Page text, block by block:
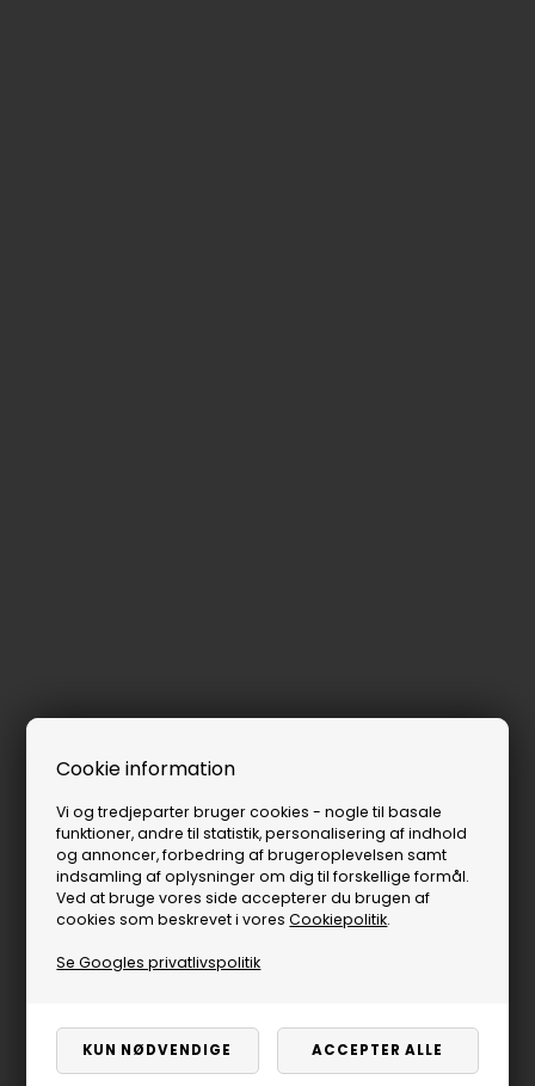
Cookie information
Vi og tredjeparter bruger cookies - nogle til basale
funktioner, andre til statistik, personalisering af indhold
og annoncer, forbedring af brugeroplevelsen samt
indsamling af oplysninger om dig til forskellige formål.
Ved at bruge vores side accepterer du brugen af
cookies som beskrevet i voresCookiepolitik.
Se Googles privatlivspolitik